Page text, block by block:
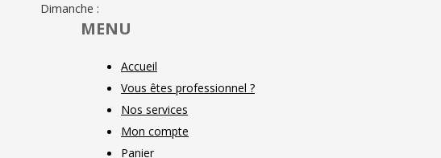
Dimanche :
MENU
Accueil
Vous êtes professionnel ?
Nos services
Mon compte
Panier